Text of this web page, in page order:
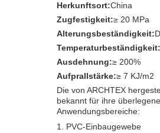
Herkunftsort:China
Zugfestigkeit:≥ 20 MPa
Alterungsbeständigkeit:
Temperaturbeständigkeit:
Ausdehnung:≥ 200%
Aufprallstärke:≥ 7 KJ/m2
Die von ARCHTEX
bekannt für ihre
Anwendungsbereiche:
PVC-Einbaugewebe